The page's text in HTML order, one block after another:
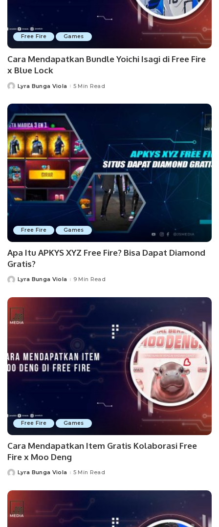
Free Fire Games
Cara Mendapatkan Bundle Yoichi Isagi di Free Fire
x Blue Lock
PostedLyra Bunga Viola 5 Min Read
Free Fire Games
Apa Itu APKYS XYZ Free Fire? Bisa Dapat Diamond
Gratis?
PostedLyra Bunga Viola 9 Min Read
Free Fire Games
Cara Mendapatkan Item Gratis Kolaborasi Free
Fire x Moo Deng
PostedLyra Bunga Viola 5 Min Read